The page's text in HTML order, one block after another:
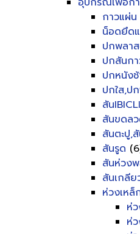
กาวแผ่น
น็อดยึด
ปกพลา
ปกสันก
ปกหนัง
ปกใส,ป
สัน
สันขดล
สันตะปู,
สันรูด
สันห่วง
สันเกลี
ห่วงเหล็
ห่
ห่